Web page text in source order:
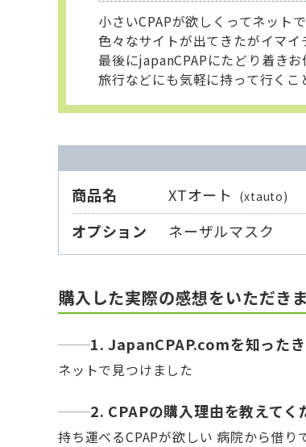
小さいCPAPが欲しくってネット
色々なサイトが出てきたがイマ
最後にjapanCPAPにたどり着き
旅行などにも気軽に持って行くこ
商品名 XTオート (xtauto)
オプション ネーザルマスク
購入した実際の感想をいただきま
1. JapanCPAP.comを知ったき
ネットで見つけました
2. CPAPの購入理由を教えてく
持ち運べるCPAPが欲しい 病院から借